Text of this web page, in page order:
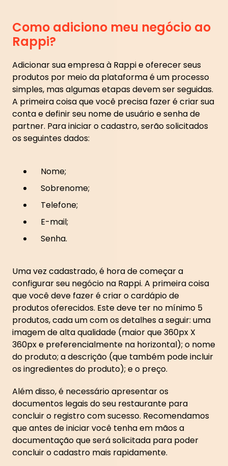
Como adiciono meu negócio ao
Rappi?
Adicionar sua empresa à Rappi e oferecer seus
produtos por meio da plataforma é um processo
simples, mas algumas etapas devem ser seguidas.
A primeira coisa que você precisa fazer é criar sua
conta e definir seu nome de usuário e senha de
partner. Para iniciar o cadastro, serão solicitados
os seguintes dados:
Nome;
Sobrenome;
Telefone;
E-mail;
Senha.
Uma vez cadastrado, é hora de começar a
configurar seu negócio na Rappi. A primeira coisa
que você deve fazer é criar o cardápio de
produtos oferecidos. Este deve ter no mínimo 5
produtos, cada um com os detalhes a seguir: uma
imagem de alta qualidade (maior que 360px X
360px e preferencialmente na horizontal); o nome
do produto; a descrição (que também pode incluir
os ingredientes do produto); e o preço.
Além disso, é necessário apresentar os
documentos legais do seu restaurante para
concluir o registro com sucesso. Recomendamos
que antes de iniciar você tenha em mãos a
documentação que será solicitada para poder
concluir o cadastro mais rapidamente.